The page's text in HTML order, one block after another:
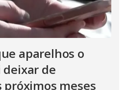
aparelhos o
de
meses